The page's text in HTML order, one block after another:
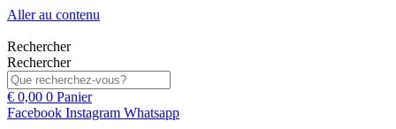
Aller au contenu
Rechercher
Rechercher
€ 0,00 0 Panier
Facebook Instagram Whatsapp